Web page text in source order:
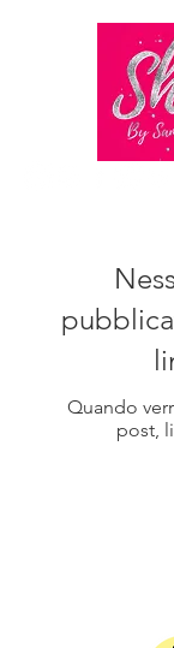
Quando
post,